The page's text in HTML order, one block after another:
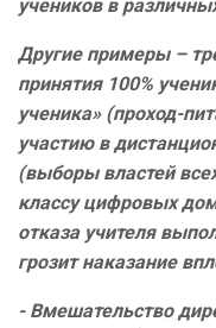
учеников в
Другие примеры –
принятия 100%
ученика» (проход-
участию в
(выборы властей
классу цифровых
отказа учителя
грозит наказание
- Вмешательство